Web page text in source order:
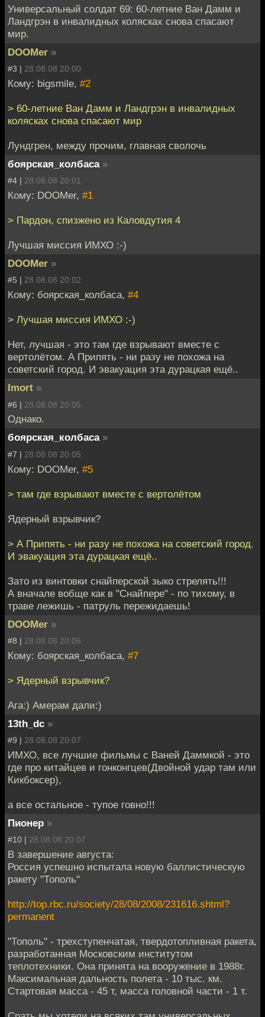
Универсальный солдат 69: 60-летние Ван Дамм и
Ландгрэн в инвалидных колясках снова спасают
мир.
DOOMer »
#3 | 28.08.08 20:00
Кому: bigsmile, #2
> 60-летние Ван Дамм и Ландгрэн в инвалидных
колясках снова спасают мир
Лундгрен, между прочим, главная сволочь
боярская_колбаса »
#4 | 28.08.08 20:01
Кому: DOOMer, #1
> Пардон, спизжено из Каловдутия 4
Лучшая миссия ИМХО :-)
DOOMer »
#5 | 28.08.08 20:02
Кому: боярская_колбаса, #4
> Лучшая миссия ИМХО :-)
Нет, лучшая - это там где взрывают вместе с
вертолётом. А Припять - ни разу не похожа на
советский город. И эвакуация эта дурацкая ещё..
Imort »
#6 | 28.08.08 20:05
Однако.
боярская_колбаса »
#7 | 28.08.08 20:05
Кому: DOOMer, #5
> там где взрывают вместе с вертолётом
Ядерный взрывчик?
> А Припять - ни разу не похожа на советский город.
И эвакуация эта дурацкая ещё..
Зато из винтовки снайперской зыко стрелять!!!
А вначале вобще как в "Снайпере" - по тихому, в
траве лежишь - патруль пережидаешь!
DOOMer »
#8 | 28.08.08 20:06
Кому: боярская_колбаса, #7
> Ядерный взрывчик?
Ага:) Амерам дали:)
13th_dc »
#9 | 28.08.08 20:07
ИМХО, все лучшие фильмы с Ваней Даммкой - это
где про китайцев и гонконгцев(Двойной удар там или
Кикбоксер),
а все остальное - тупое говно!!!
Пионер »
#10 | 28.08.08 20:07
В завершение августа:
Россия успешно испытала новую баллистическую
ракету "Тополь"
http://top.rbc.ru/society/28/08/2008/231616.shtml?
permanent
"Тополь" - трехступенчатая, твердотопливная ракета,
разработанная Московским институтом
теплотехники. Она принята на вооружение в 1988г.
Максимальная дальность полета - 10 тыс. км.
Стартовая масса - 45 т, масса головной части - 1 т.